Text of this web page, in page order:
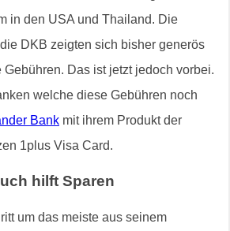
in den USA und Thailand. Die
DKB zeigten sich bisher generös
Gebühren. Das ist jetzt jedoch vorbei.
welche diese Gebühren noch
Bank mit ihrem Produkt der
1plus Visa Card.
hilft Sparen
um das meiste aus seinem